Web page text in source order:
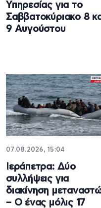
Υπηρεσίας για το
Σαββατοκύριακο 8
9 Αυγούστου
07.08.2026, 15:04
Ιεράπετρα: Δύο
συλλήψεις για
διακίνηση
– Ο ένας μόλις 17